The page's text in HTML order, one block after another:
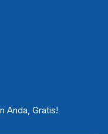
Anda, Gratis!